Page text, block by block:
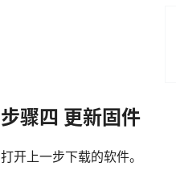
步骤四 更新固件
打开上一步下载的软件。